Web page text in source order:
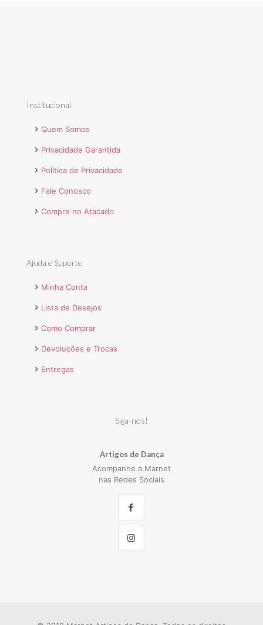
Institucional
Quem Somos
Privacidade Garantida
Política de Privacidade
Fale Conosco
Compre no Atacado
Ajuda e Suporte
Minha Conta
Lista de Desejos
Como Comprar
Devoluções e Trocas
Entregas
Siga-nos!
Artigos de Dança
Acompanhe a Marnet
nas Redes Sociais